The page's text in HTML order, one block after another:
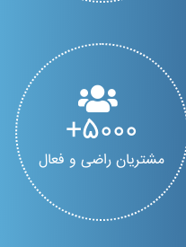
5000
مشتریان راضی و فعال